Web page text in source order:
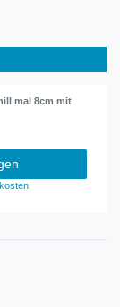
mal 8cm mit